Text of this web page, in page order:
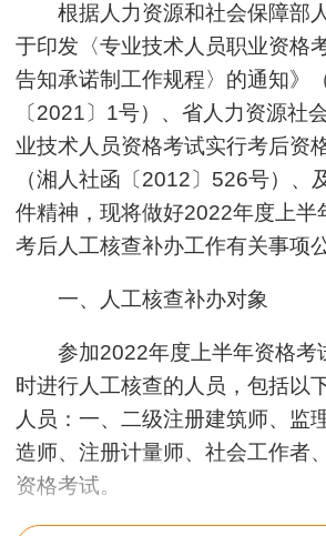
根据人力资源和社会保障部
于印发〈专业技术人员职业资格
告知承诺制工作规程〉的通知》
〔2021〕1号）、省人力资源社
业技术人员资格考试实行考后资
（湘人社函〔2012〕526号）、
件精神，现将做好2022年度上半
考后人工核查补办工作有关事项
一、人工核查补办对象
参加2022年度上半年资格考
时进行人工核查的人员，包括以
人员：一、二级注册建筑师、监
造师、注册计量师、社会工作者
资格考试。